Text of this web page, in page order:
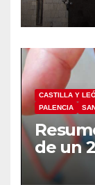
CASTILLA Y
PALENCIA
de un